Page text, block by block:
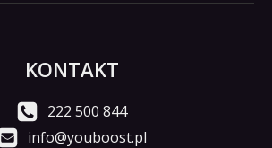
KONTAKT
222 500 844
info@youboost.pl